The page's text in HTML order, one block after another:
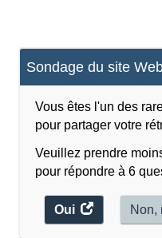
Sondage du site
Vous êtes l'un des
pour partager votre
Veuillez prendre
pour répondre à 6
Oui
accéder
au
Non,